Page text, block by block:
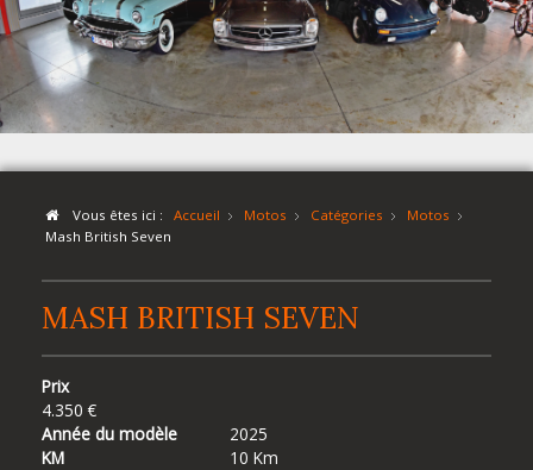
Vous êtes ici : Accueil Motos Catégories
Motos
Mash British Seven
MASH BRITISH SEVEN
Prix
4.350 €
Année du modèle
2025
KM
10 Km